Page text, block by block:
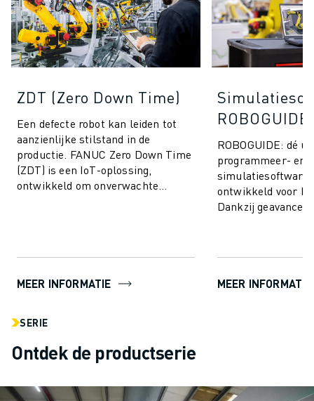
ZDT (Zero Down Time)
Een defecte robot kan leiden tot
aanzienlijke stilstand in de
productie. FANUC Zero Down Time
(ZDT) is een IoT-oplossing,
ontwikkeld om onverwachte
MEER INFORMATIE
ROBOGUIDE
ROBOGUIDE: dé
programmeer- en
simulatiesoftware,
ontwikkeld voor
Dankzij
MEER INFORMATIE
SERIE
Ontdek de productserie